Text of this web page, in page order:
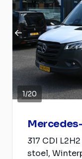
1/20
317 CDI
stoel,